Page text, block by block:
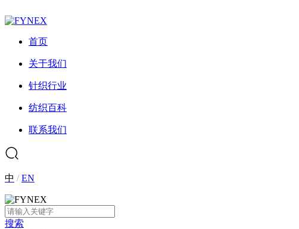
首页
关于我们
针织行业
纺织百科
联系我们
中 /EN
搜索